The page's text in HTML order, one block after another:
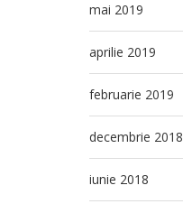
mai 2019
aprilie 2019
februarie 2019
decembrie 2018
iunie 2018